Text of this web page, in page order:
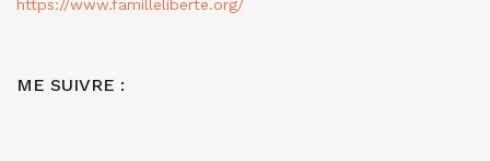
https://www.familleliberte.org/
ME SUIVRE :